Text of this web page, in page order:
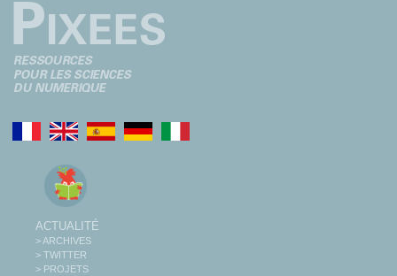
ACTUALITÉ
> ARCHIVES
> TWITTER
> PROJETS